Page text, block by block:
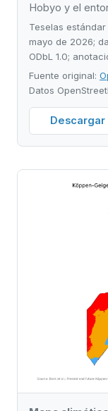
Hobyo y el
Teselas
mayo de 2026;
ODbL 1.0;
Fuente original:
Datos
Descargar